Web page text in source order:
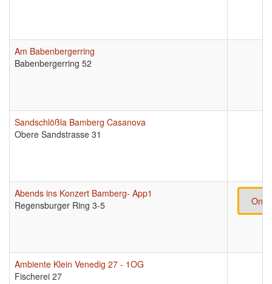
Am Babenbergerring
Babenbergerring 52
Sandschlößla Bamberg Casanova
Obere Sandstrasse 31
Abends ins Konzert Bamberg- App1
Regensburger Ring 3-5
Ambiente Klein Venedig 27 - 1OG
Fischerei 27